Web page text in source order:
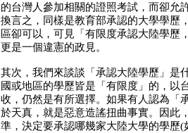
的台灣人參加相關的證照考試，而卻允
換言之，同樣是教育部承認的大學學歷
區卻可以，可見「有限度承認大陸學歷
更是一個違憲的政見。
其次，我們來談談「承認大陸學歷」是
國或地區的學歷皆是「有限度」的，以
收，仍然是有所選擇。如果有人認為「
於天真，就是惡意造謠扭曲事實。因此
準，決定要承認哪幾家大陸大學的學歷